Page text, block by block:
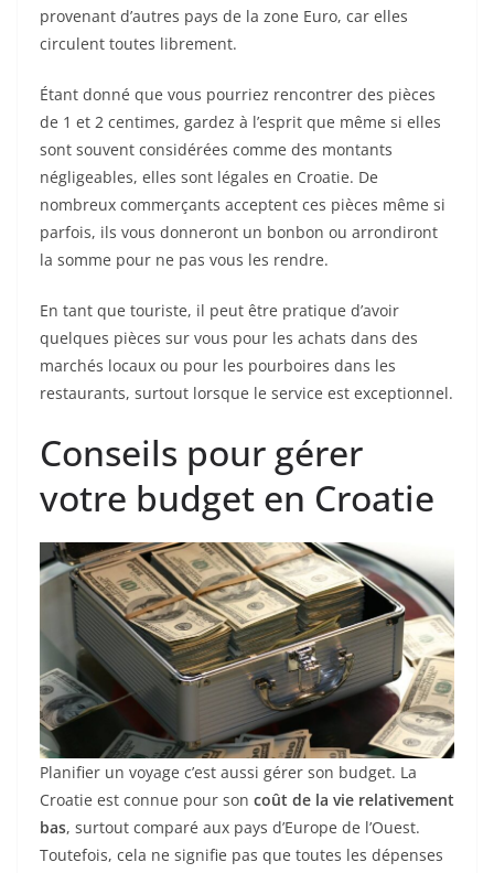
provenant d’autres pays de la zone Euro, car elles
circulent toutes librement.
Étant donné que vous pourriez rencontrer des pièces
de 1 et 2 centimes, gardez à l’esprit que même si elles
sont souvent considérées comme des montants
négligeables, elles sont légales en Croatie. De
nombreux commerçants acceptent ces pièces même si
parfois, ils vous donneront un bonbon ou arrondiront
la somme pour ne pas vous les rendre.
En tant que touriste, il peut être pratique d’avoir
quelques pièces sur vous pour les achats dans des
marchés locaux ou pour les pourboires dans les
restaurants, surtout lorsque le service est exceptionnel.
Conseils pour gérer
votre budget en Croatie
Planifier un voyage c’est aussi gérer son budget. La
Croatie est connue pour son coût de la vie relativement
bas, surtout comparé aux pays d’Europe de l’Ouest.
Toutefois, cela ne signifie pas que toutes les dépenses